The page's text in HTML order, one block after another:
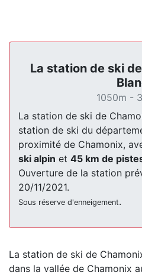
La station de ski
1050m -
La station de ski de
station de ski du
proximité de Chamonix,
ski alpin et 45 km de
Ouverture de la station
20/11/2021.
Sous réserve d'enneigement.
La station de ski de
dans la vallée de Chamonix